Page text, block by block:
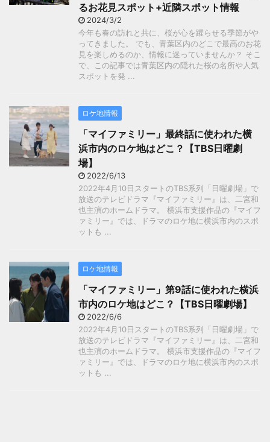
るお花見スポット+近隣スポット情報
2024/3/2
今年も春の訪れと共に、桜が心を躍らせる季節がや
ってきました。 でも、青葉区内のどこで最高のお花
見を楽しめるのか、情報に迷っていませんか？ そこ
で、この記事では青葉区内の隠れた桜の名所や人気
スポットを発 ...
ロケ地情報
「マイファミリー」最終話に使われた横
浜市内のロケ地はどこ？【TBS日曜劇
場】
2022/6/13
2022年4月10日スタートのTBS系列「日曜劇場」で
放送のテレビドラマ『マイファミリー』は、二宮和
也主演のホームドラマ。 横浜市支援作品の『マイフ
ァミリー』では、ドラマのロケ地に横浜市内のスポ
ットも ...
ロケ地情報
「マイファミリー」第9話に使われた横浜
市内のロケ地はどこ？【TBS日曜劇場】
2022/6/6
2022年4月10日スタートのTBS系列「日曜劇場」で
放送のテレビドラマ『マイファミリー』は、二宮和
也主演のホームドラマ。 横浜市支援作品の『マイフ
ァミリー』では、ドラマのロケ地に横浜市内のスポ
ットも ...